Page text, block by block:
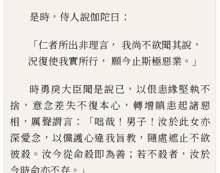
是時 ， 侍人說伽陀曰 ：
「仁者所出非理言 ， 我尚不欲聞其說 ，
況復使我實所行 ， 願今止斯極惡業 。」
時勇戾大臣聞是說已 ， 以佷恚緣堅執不
捨 ， 意念差失不復本心 ， 轉增瞋恚起諸惡
相 ， 厲聲謂言 ：「咄哉 ！ 男子 ！ 汝於此女亦
深愛念 ， 以儻護心違我旨教 ， 隨處遮止不欲
彼殺 。 汝今從命殺即為善 ； 若不殺者 ， 汝於
今時命亦不存 。」